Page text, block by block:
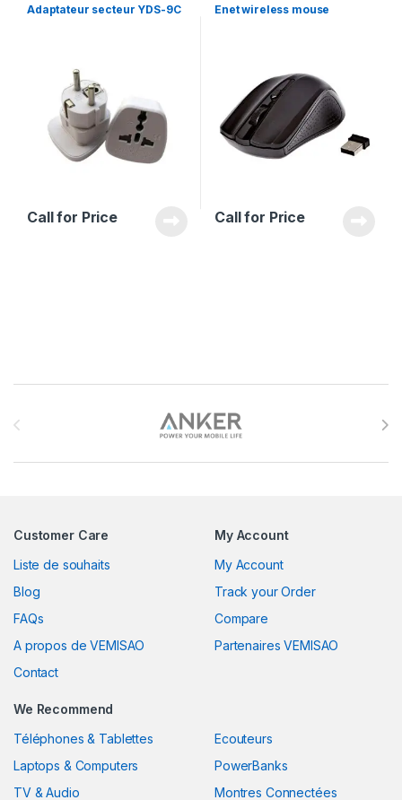
Adaptateur secteur YDS-9C
Call for Price
Enet wireless mouse
Call for Price
Customer Care
Liste de souhaits
Blog
FAQs
A propos de VEMISAO
Contact
My Account
My Account
Track your Order
Compare
Partenaires VEMISAO
We Recommend
Téléphones & Tablettes
Laptops & Computers
TV & Audio
Ecouteurs
PowerBanks
Montres Connectées